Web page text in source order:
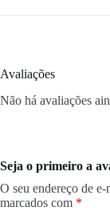
Avaliações
Não há avaliações
Seja o primeiro a
O seu endereço de
marcados com *